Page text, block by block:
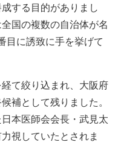
する目的がありまし
国の複数の自治体が名
目に誘致に手を挙げて
て絞り込まれ、大阪府
補として残りました。
本医師会会長・武見太
視していたとされま